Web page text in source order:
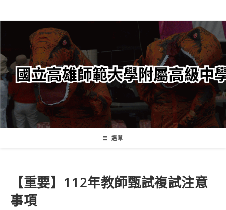
轉
要
內
容
選單
【重要】112年教師甄試複試注意
事項